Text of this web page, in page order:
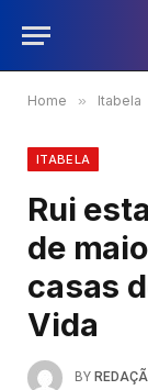
Home » Itabela
ITABELA
Rui
de
casas
Vida
BY